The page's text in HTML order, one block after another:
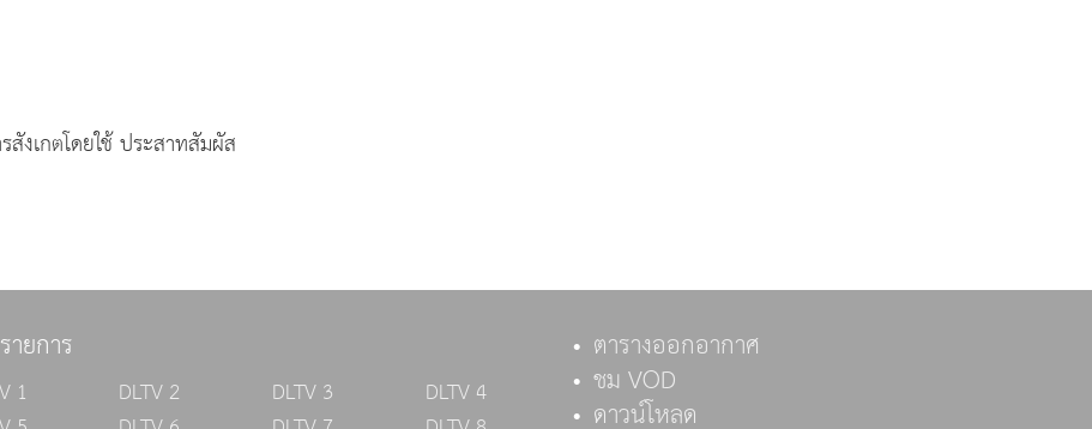
งเกตโดยใช้ ประสาทสัมผัส
ายการ
1 DLTV 2 DLTV 3
DLTV 4
ตารางออกอากาศ
ชม VOD
ดาวน์โหลด